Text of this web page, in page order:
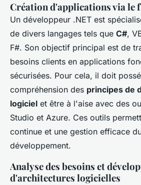
Création d'applications via le
Un développeur .NET est
de divers langages tels que C#,
F#. Son objectif principal est de
besoins clients en applications
sécurisées. Pour cela, il doit
compréhension des principes de
logiciel et être à l'aise avec des
Studio et Azure. Ces outils
continue et une gestion efficace
développement.
Analyse des besoins et
d'architectures logicielles